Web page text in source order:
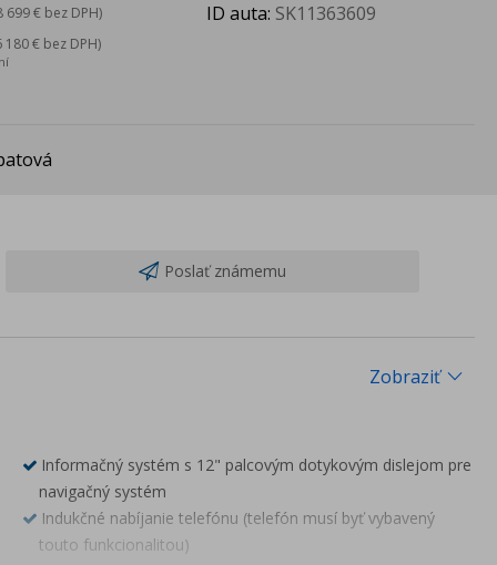
699 € bez DPH)
180 € bez DPH)
ID auta: SK11363609
Poslať známemu
Zobraziť
Informačný systém s 12" palcovým dotykovým dislejom pre
navigačný systém
Indukčné nabíjanie telefónu (telefón musí byť vybavený
touto funkcionalitou)